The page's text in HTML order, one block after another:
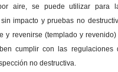
aire, se puede utilizar para
impacto y pruebas no
y revenirse (templado y
cumplir con las regulaciones
no destructiva.